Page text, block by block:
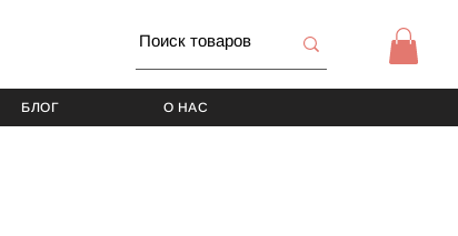
БЛОГ О НАС